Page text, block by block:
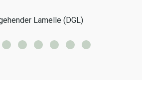
Lamelle (DGL)